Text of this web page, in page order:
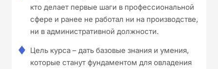
кто делает первые шаги в профессиональной
сфере и ранее не работал ни на производстве,
ни в административной должности.
Цель курса – дать базовые знания и умения,
которые станут фундаментом для овладения